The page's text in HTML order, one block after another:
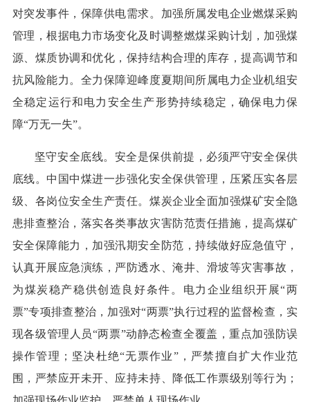
对突发事件，保障供电需求。加强所属发电企业燃煤采购
管理，根据电力市场变化及时调整燃煤采购计划，加强煤
源、煤质协调和优化，保持结构合理的库存，提高调节和
抗风险能力。全力保障迎峰度夏期间所属电力企业机组安
全稳定运行和电力安全生产形势持续稳定，确保电力保
障“万无一失”。
坚守安全底线。安全是保供前提，必须严守安全保供
底线。中国中煤进一步强化安全保供管理，压紧压实各层
级、各岗位安全生产责任。煤炭企业全面加强煤矿安全隐
患排查整治，落实各类事故灾害防范责任措施，提高煤矿
安全保障能力，加强汛期安全防范，持续做好应急值守，
认真开展应急演练，严防透水、淹井、滑坡等灾害事故，
为煤炭稳产稳供创造良好条件。电力企业组织开展“两
票”专项排查整治，加强对“两票”执行过程的监督检查，实
现各级管理人员“两票”动静态检查全覆盖，重点加强防误
操作管理；坚决杜绝“无票作业”，严禁擅自扩大作业范
围，严禁应开未开、应持未持、降低工作票级别等行为；